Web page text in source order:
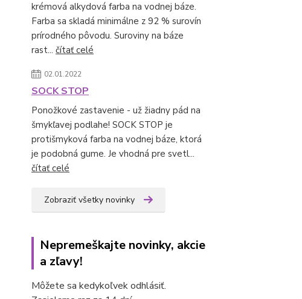
krémová alkydová farba na vodnej báze.
Farba sa skladá minimálne z 92 % surovín
prírodného pôvodu. Suroviny na báze
rast... čítať celé
02.01.2022
SOCK STOP
Ponožkové zastavenie - už žiadny pád na
šmykľavej podlahe! SOCK STOP je
protišmyková farba na vodnej báze, ktorá
je podobná gume. Je vhodná pre svetl...
čítať celé
Zobraziť všetky novinky
Nepremeškajte novinky, akcie
a zľavy!
Môžete sa kedykoľvek odhlásiť.